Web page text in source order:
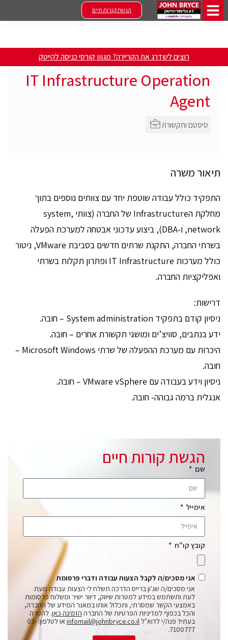
הגשת קורות חיים
רוצים לשדרג את הקריירה? מגוון קורסי כניסה להייטק
IT Infrastructure Operation
Agent
סיסטם ותקשורת
תיאור משרה
התפקיד כולל עבודה שוטפת יחד עם צוותים נוספים בתוך
מחלקת הInfrastructure של החברה (צוותי system,
network, ו-DBA), ביצוע עדכוני אבטחה למערכת הפעלה
בשרתי החברה, התקנת שרתים חדשים בסביבת VMware, ניטור
כולל מערכות IT Infrastructure ופתרון תקלות בשרתי
ואפליקציות החברה.
דרישות:
ניסיון קודם בתפקיד System administration – חובה.
ידע בנתבים, סוויצ’ים ומושגי תקשורת אחרים – חובה.
היכרות עם מערכת ההפעלה של שרתי Microsoft Windows –
חובה.
ניסיון וידע בעבודה עם VMware vSphere – חובה.
אנגלית ברמה גבוהה- חובה.
הגשת קורות חיים
שם
אימייל
קובץ קו"ח
אני מסכים/ה לקבל הצעות עבודה ודברי פרסומת
אני מסכים/ה שג'ון ברייס הדרכה תשלח לי הצעות עבודה מעת
לעת ותשתמש במידע למטרות שיווק, דיוור ישיר ומשלוח פרסומות
באמצעי הקשר שמסרתי, ותכלול אותו במאגר המידע של החברה,
והכל בכפוף למדיניות הפרטיות של החברה הזמינה כאן. להסרה
בעתיד פנה/י לדוא"ל infomail@johnbryce.co.il
או לטלפון: 03-
7100777.